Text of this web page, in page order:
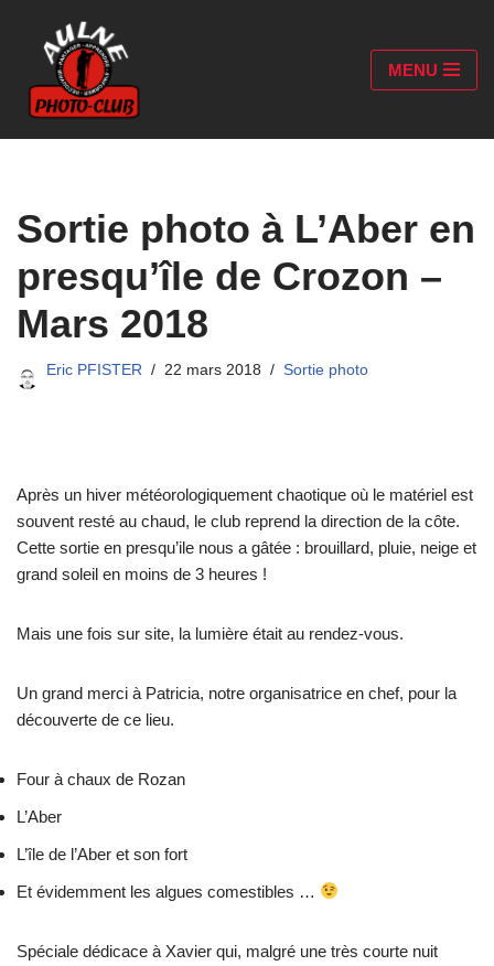
Aller
au
contenu
MENU
Sortie photo à L’Aber en
presqu’île de Crozon –
Mars 2018
Eric PFISTER 22 mars 2018 Sortie photo
Après un hiver météorologiquement chaotique où le matériel est
souvent resté au chaud, le club reprend la direction de la côte.
Cette sortie en presqu’ile nous a gâtée : brouillard, pluie, neige et
grand soleil en moins de 3 heures !
Mais une fois sur site, la lumière était au rendez-vous.
Un grand merci à Patricia, notre organisatrice en chef, pour la
découverte de ce lieu.
Four à chaux de Rozan
L’Aber
L’île de l’Aber et son fort
Et évidemment les algues comestibles …
Spéciale dédicace à Xavier qui, malgré une très courte nuit